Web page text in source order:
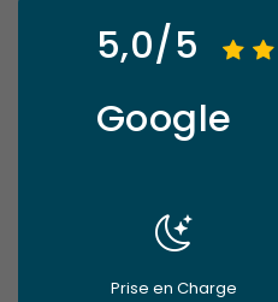
5,0/5
Google
Prise en Charge